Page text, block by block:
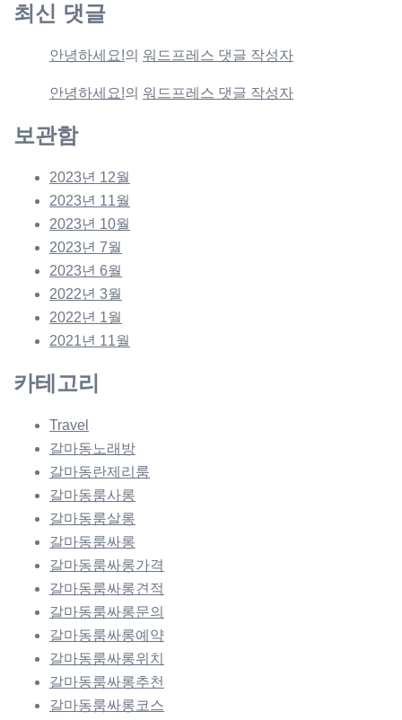
최신 댓글
안녕하세요!의 워드프레스 댓글 작성자
안녕하세요!의 워드프레스 댓글 작성자
보관함
2023년 12월
2023년 11월
2023년 10월
2023년 7월
2023년 6월
2022년 3월
2022년 1월
2021년 11월
카테고리
Travel
갈마동노래방
갈마동란제리룸
갈마동룸사롱
갈마동룸살롱
갈마동룸싸롱
갈마동룸싸롱가격
갈마동룸싸롱견적
갈마동룸싸롱문의
갈마동룸싸롱예약
갈마동룸싸롱위치
갈마동룸싸롱추천
갈마동룸싸롱코스